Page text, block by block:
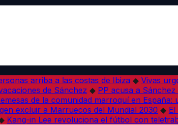
arriba a las costas de Ibiza ◆ Vivas
de Sánchez ◆ PP acusa a
de la comunidad marroquí en
excluir a Marruecos del Mundial 2030 ◆
Kang-in Lee revoluciona el fútbol con